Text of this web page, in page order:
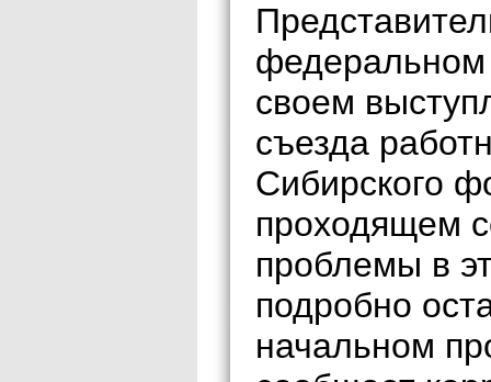
федеральном
своем
съезда
Сибирского
проходящем
проблемы в
подробно
начальном